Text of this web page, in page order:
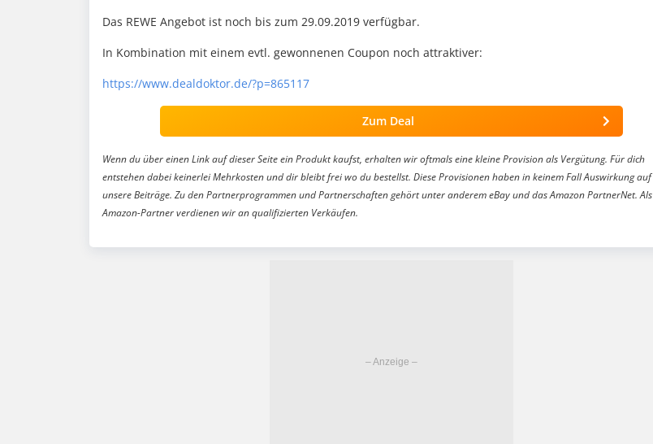
Das REWE Angebot ist noch bis zum 29.09.2019 verfügbar.
In Kombination mit einem evtl. gewonnenen Coupon noch attraktiver:
https://www.dealdoktor.de/?p=865117
Zum Deal
Wenn du über einen Link auf dieser Seite ein Produkt kaufst, erhalten wir oftmals eine kleine Provision als Vergütung. Für dich
entstehen dabei keinerlei Mehrkosten und dir bleibt frei wo du bestellst. Diese Provisionen haben in keinem Fall Auswirkung auf
unsere Beiträge. Zu den Partnerprogrammen und Partnerschaften gehört unter anderem eBay und das Amazon PartnerNet. Als
Amazon-Partner verdienen wir an qualifizierten Verkäufen.